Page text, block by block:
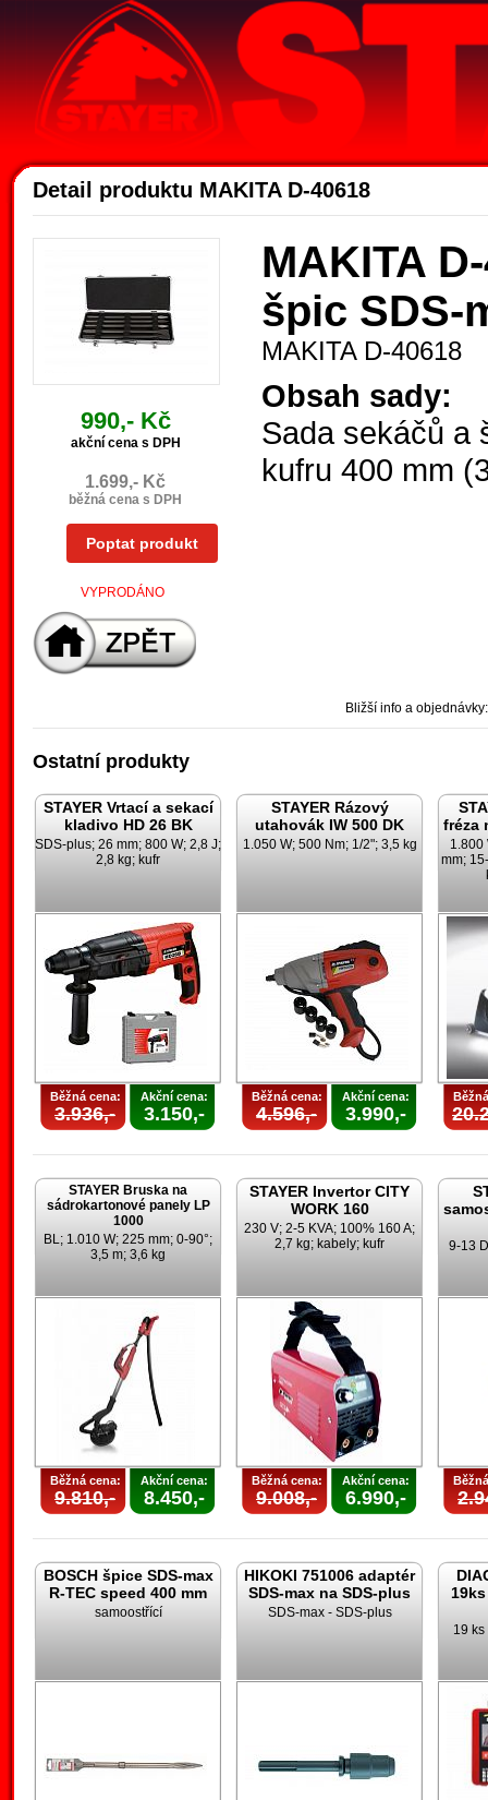
Detail produktu MAKITA D-40618
990,- Kč
akční cena s DPH
1.699,- Kč
běžná cena s DPH
Poptat produkt
VYPRODÁNO
MAKITA
špic SDS-
MAKITA D-40618
Obsah sady:
Sada sekáčů a
kufru 400 mm
Bližší info a
Ostatní produkty
STAYER Vrtací a sekací
kladivo HD 26 BK
SDS-plus; 26 mm; 800 W; 2,8 J;
2,8 kg; kufr
Běžná cena:
3.936,-
Akční cena:
3.150,-
STAYER Rázový
utahovák IW 500 DK
1.050 W; 500 Nm; 1/2"; 3,5 kg
Běžná cena:
4.596,-
Akční cena:
3.990,-
fréza
1.800
mm;
STAYER Bruska na
sádrokartonové panely LP
1000
BL; 1.010 W; 225 mm; 0-90°;
3,5 m; 3,6 kg
Běžná cena:
9.810,-
Akční cena:
8.450,-
STAYER Invertor CITY
WORK 160
230 V; 2-5 KVA; 100% 160 A;
2,7 kg; kabely; kufr
Běžná cena:
9.008,-
Akční cena:
6.990,-
9-13
BOSCH špice SDS-max
R-TEC speed 400 mm
samoostřící
HIKOKI 751006 adaptér
SDS-max na SDS-plus
SDS-max - SDS-plus
19 ks